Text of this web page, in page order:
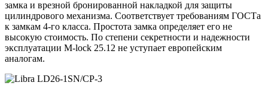
замка и врезной бронированной накладкой для защиты
цилиндрового механизма. Соответствует требованиям ГОСТа
к замкам 4-го класса. Простота замка определяет его не
высокую стоимость. По степени секретности и надежности
эксплуатации M-lock 25.12 не уступает европейским
аналогам.